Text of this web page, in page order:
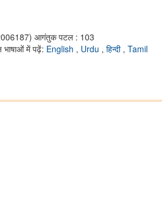
आगंतुक पटल : 103
भाषाओं में पढ़ें: English , Urdu , हिन्दी , Tamil